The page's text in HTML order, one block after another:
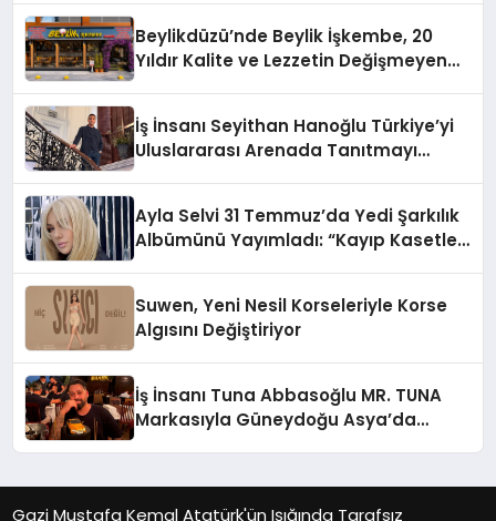
Hayata Geçirecek
Beylikdüzü’nde Beylik İşkembe, 20
Yıldır Kalite ve Lezzetin Değişmeyen
İş İnsanı Seyithan Hanoğlu Türkiye’yi
Uluslararası Arenada Tanıtmayı
Ayla Selvi 31 Temmuz’da Yedi Şarkılık
Albümünü Yayımladı: “Kayıp Kasetler
Suwen, Yeni Nesil Korseleriyle Korse
Algısını Değiştiriyor
İş İnsanı Tuna Abbasoğlu MR. TUNA
Markasıyla Güneydoğu Asya’da
Gazi Mustafa Kemal Atatürk'ün Işığında Tarafsız